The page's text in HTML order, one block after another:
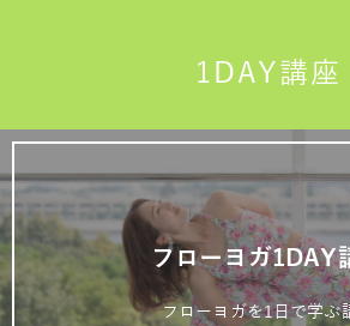
1DAY講座
フローヨガ1DAY
フローヨガを1日で学ぶ